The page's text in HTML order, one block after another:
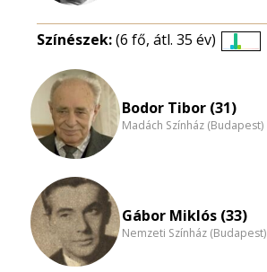
Színészek:(6 fő, átl. 35 év)
Bodor Tibor (31)
Madách Színház (Budapest)
Gábor Miklós (33)
Nemzeti Színház (Budapest)